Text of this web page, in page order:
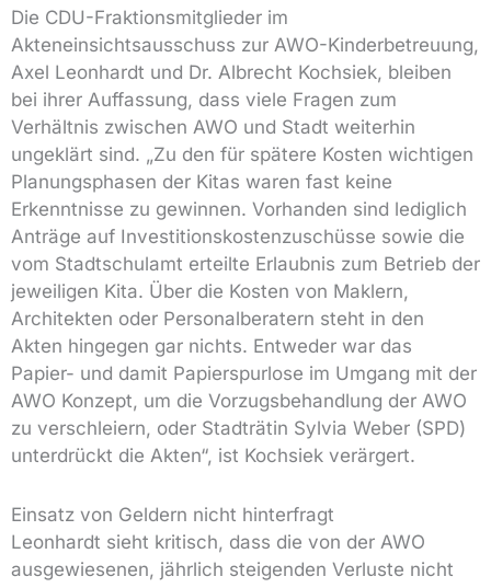
Die CDU-Fraktionsmitglieder im
Akteneinsichtsausschuss zur AWO-Kinderbetreuung,
Axel Leonhardt und Dr. Albrecht Kochsiek, bleiben
bei ihrer Auffassung, dass viele Fragen zum
Verhältnis zwischen AWO und Stadt weiterhin
ungeklärt sind. „Zu den für spätere Kosten wichtigen
Planungsphasen der Kitas waren fast keine
Erkenntnisse zu gewinnen. Vorhanden sind lediglich
Anträge auf Investitionskostenzuschüsse sowie die
vom Stadtschulamt erteilte Erlaubnis zum Betrieb der
jeweiligen Kita. Über die Kosten von Maklern,
Architekten oder Personalberatern steht in den
Akten hingegen gar nichts. Entweder war das
Papier- und damit Papierspurlose im Umgang mit der
AWO Konzept, um die Vorzugsbehandlung der AWO
zu verschleiern, oder Stadträtin Sylvia Weber (SPD)
unterdrückt die Akten“, ist Kochsiek verärgert.
Einsatz von Geldern nicht hinterfragt
Leonhardt sieht kritisch, dass die von der AWO
ausgewiesenen, jährlich steigenden Verluste nicht